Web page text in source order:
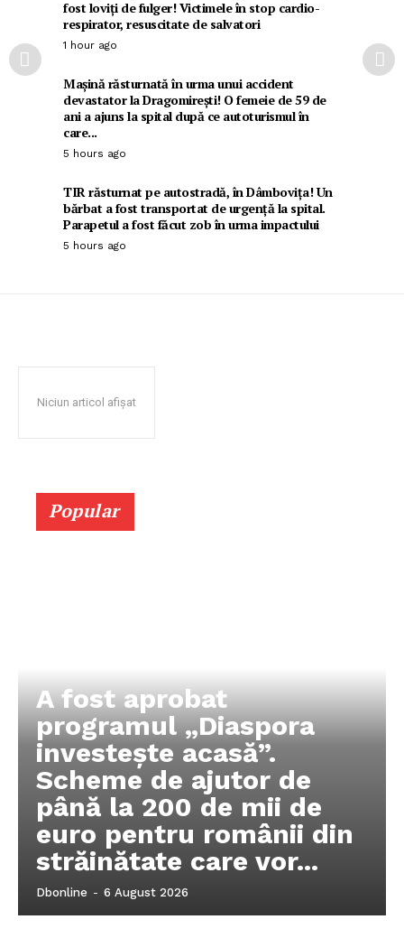
fost loviți de fulger! Victimele în stop cardio-
respirator, resuscitate de salvatori
1 hour ago
Mașină răsturnată în urma unui accident
devastator la Dragomirești! O femeie de 59 de
ani a ajuns la spital după ce autoturismul în
care...
5 hours ago
TIR răsturnat pe autostradă, în Dâmbovița! Un
bărbat a fost transportat de urgență la spital.
Parapetul a fost făcut zob în urma impactului
5 hours ago
Niciun articol afișat
Popular
A fost aprobat
programul „Diaspora
investește acasă”.
Scheme de ajutor de
până la 200 de mii de
euro pentru românii din
străinătate care vor...
Dbonline - 6 August 2026